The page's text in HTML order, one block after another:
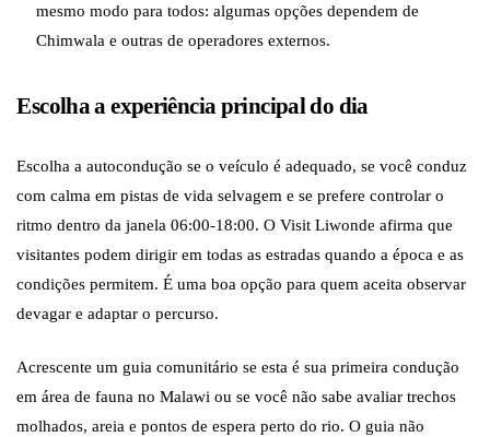
mesmo modo para todos: algumas opções dependem de
Chimwala e outras de operadores externos.
Escolha a experiência principal do dia
Escolha a autocondução se o veículo é adequado, se você conduz
com calma em pistas de vida selvagem e se prefere controlar o
ritmo dentro da janela 06:00-18:00. O Visit Liwonde afirma que
visitantes podem dirigir em todas as estradas quando a época e as
condições permitem. É uma boa opção para quem aceita observar
devagar e adaptar o percurso.
Acrescente um guia comunitário se esta é sua primeira condução
em área de fauna no Malawi ou se você não sabe avaliar trechos
molhados, areia e pontos de espera perto do rio. O guia não